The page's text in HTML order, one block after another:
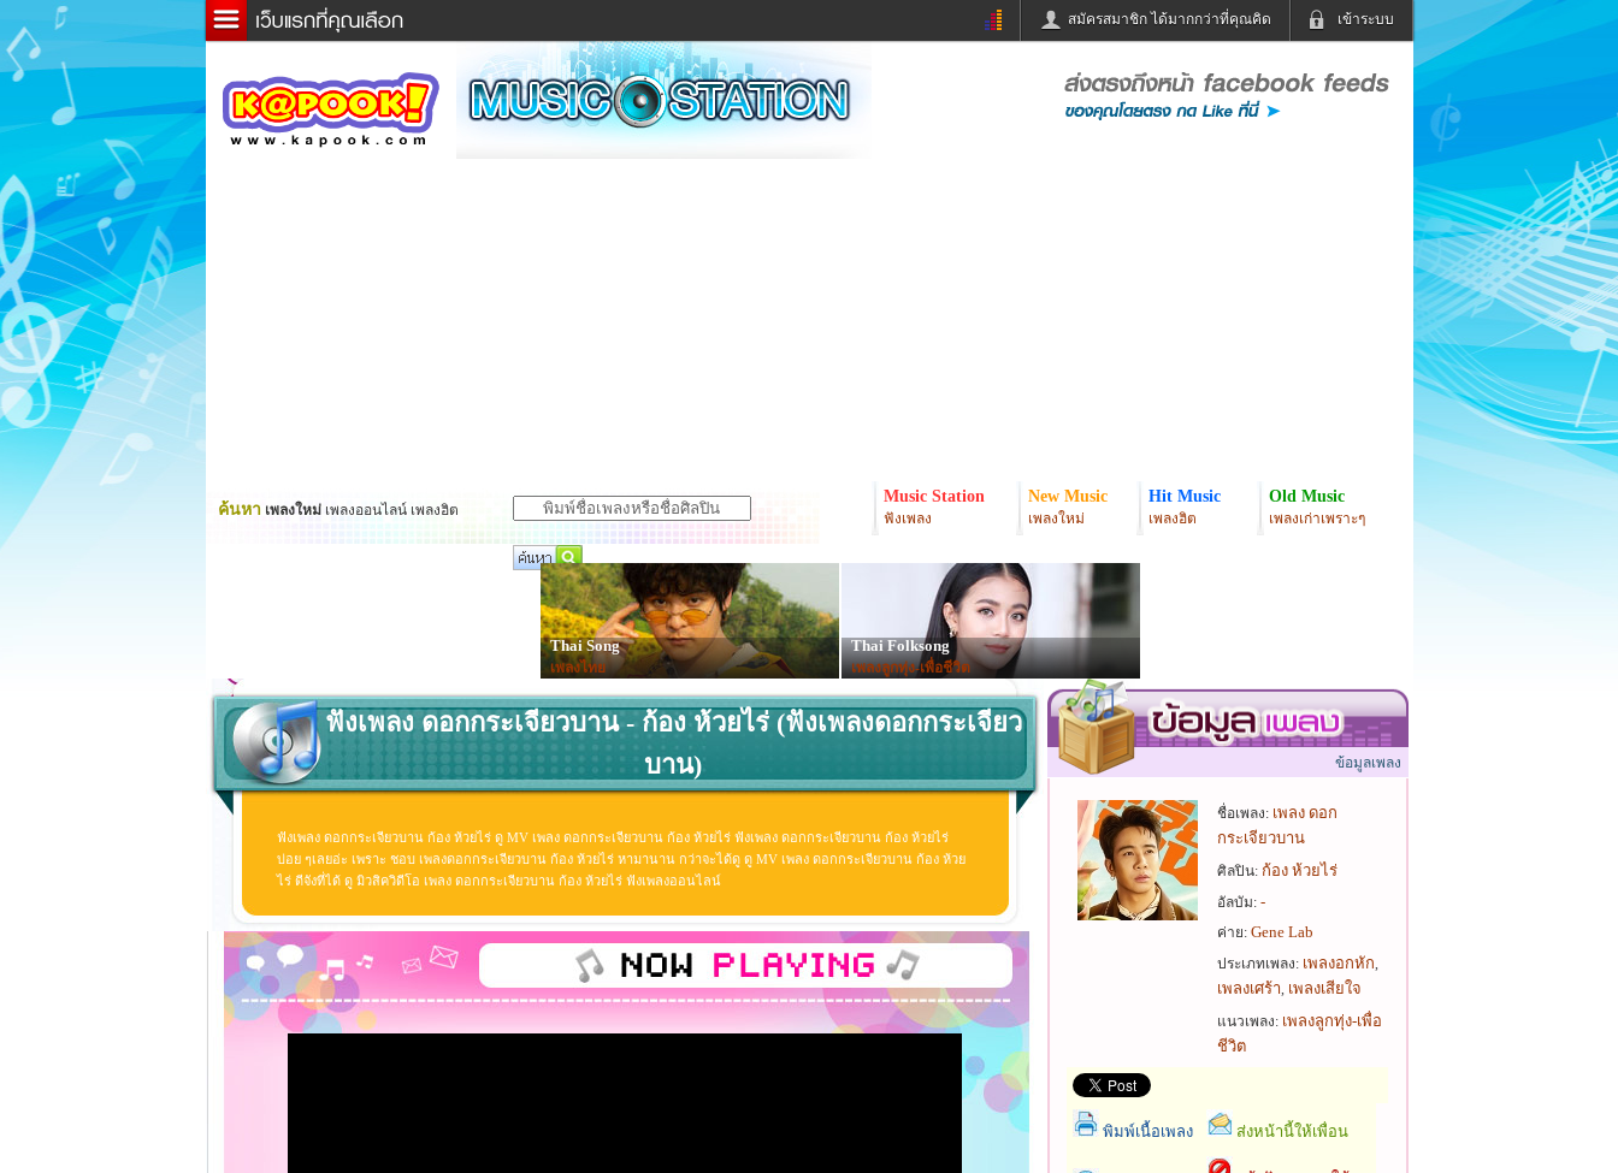
เข้าระบบ
สมัครสมาชิก ได้มากกว่าที่คุณคิด
ข่าวด่วน ข่าวสั้น
ละคร
หนังใหม่
ฟังวิทยุออนไลน์
หมากรุกไทย
Email
ค้นหา เพลงใหม่ เพลงออนไลน์ เพลงฮิต
Music Station
ฟังเพลง
New Music
เพลงใหม่
Hit Music
เพลงฮิต
Old Music
เพลงเก่าเพราะๆ
Thai Song
เพลงไทย
Thai Folksong
เพลงลูกทุ่ง-เพื่อชีวิต
ฟังเพลง ดอกกระเจียวบาน - ก้อง ห้วยไร่ (ฟังเพลงดอกกระเจียว
บาน)
ฟังเพลง ดอกกระเจียวบาน ก้อง ห้วยไร่ ดู MV เพลง ดอกกระเจียวบาน ก้อง ห้วยไร่ ฟังเพลง ดอกกระเจียวบาน ก้อง ห้วยไร่
บ่อย ๆเลยอ่ะ เพราะ ชอบ เพลงดอกกระเจียวบาน ก้อง ห้วยไร่ หามานาน กว่าจะได้ดู ดู MV เพลง ดอกกระเจียวบาน ก้อง ห้วย
ไร่ ดีจังที่ได้ ดู มิวสิควิดีโอ เพลง ดอกกระเจียวบาน ก้อง ห้วยไร่ ฟังเพลงออนไลน์
ข้อมูลเพลง
ชื่อเพลง: เพลง ดอก
กระเจียวบาน
ศิลปิน: ก้อง ห้วยไร่
อัลบัม: -
ค่าย: Gene Lab
ประเภทเพลง: เพลงอกหัก,
เพลงเศร้า, เพลงเสียใจ
แนวเพลง: เพลงลูกทุ่ง-เพื่อ
ชีวิต
พิมพ์เนื้อเพลง ส่งหน้านี้ให้เพื่อน